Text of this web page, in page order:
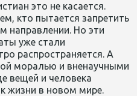
это не касается.
кто пытается запретить
направлении. Но эти
уже стали
распространяется. А
моралью и вненаучными
вещей и человека
жизни в новом мире.